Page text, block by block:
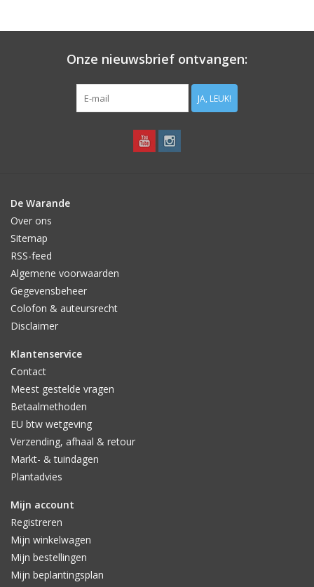
Na de bloei, in de zomer, sterft de plant af. In het najaar
verschijnt weer het nieuwe loof. Doronicum pardalianches gaat
Onze nieuwsbrief ontvangen:
JA, LEUK!
De Warande
Over ons
Sitemap
RSS-feed
Algemene voorwaarden
Gegevensbeheer
Colofon & auteursrecht
Disclaimer
Klantenservice
Contact
Meest gestelde vragen
Betaalmethoden
EU btw wetgeving
Verzending, afhaal & retour
Markt- & tuindagen
Plantadvies
Mijn account
Registreren
Mijn winkelwagen
Mijn bestellingen
Mijn beplantingsplan